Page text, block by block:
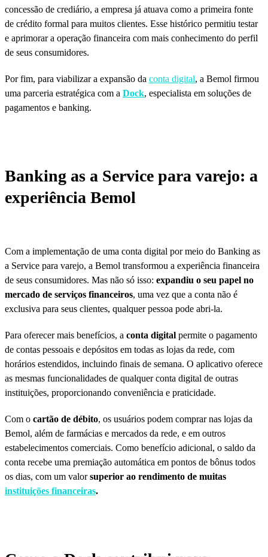
concessão de crediário, a empresa já atuava como a primeira fonte
de crédito formal para muitos clientes. Esse histórico permitiu testar
e aprimorar a operação financeira com mais conhecimento do perfil
de seus consumidores.
Por fim, para viabilizar a expansão da conta digital, a Bemol firmou
uma parceria estratégica com a Dock, especialista em soluções de
pagamentos e banking.
Banking as a Service para varejo: a
experiência Bemol
Com a implementação de uma conta digital por meio do Banking as
a Service para varejo, a Bemol transformou a experiência financeira
de seus consumidores. Mas não só isso: expandiu o seu papel no
mercado de serviços financeiros, uma vez que a conta não é
exclusiva para seus clientes, qualquer pessoa pode abri-la.
Para oferecer mais benefícios, a conta digital permite o pagamento
de contas pessoais e depósitos em todas as lojas da rede, com
horários estendidos, incluindo finais de semana. O aplicativo oferece
as mesmas funcionalidades de qualquer conta digital de outras
instituições, proporcionando conveniência e praticidade.
Com o cartão de débito, os usuários podem comprar nas lojas da
Bemol, além de farmácias e mercados da rede, e em outros
estabelecimentos comerciais. Como benefício adicional, o saldo da
conta recebe uma premiação automática em pontos de bônus todos
os dias, com um valorsuperior ao rendimento de muitas
instituições financeiras.